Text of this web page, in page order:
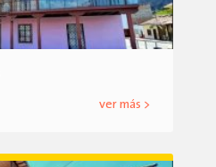
ver más >